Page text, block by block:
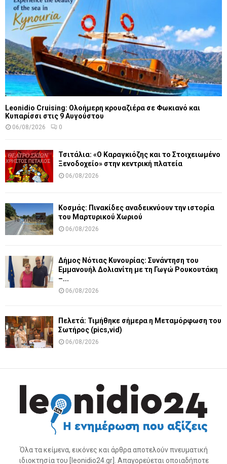
Leonidio Cruising: Ολοήμερη κρουαζιέρα σε Φωκιανό και
Κυπαρίσσι στις 9 Αυγούστου
06/08/2026 0
Τσιτάλια: «Ο Καραγκιόζης και το Στοιχειωμένο
Ξενοδοχείο» στην κεντρική πλατεία
06/08/2026
Κοσμάς: Πινακίδες αναδεικνύουν την ιστορία
του Μαρτυρικού Χωριού
06/08/2026
Δήμος Νότιας Κυνουρίας: Συνάντηση του
Εμμανουήλ Δολιανίτη με τη Γωγώ Ρουκουτάκη
–...
06/08/2026
Πελετά: Τιμήθηκε σήμερα η Μεταμόρφωση του
Σωτήρος (pics,vid)
06/08/2026
Όλα τα κείμενα, εικόνες και άρθρα αποτελούν πνευματική
ιδιοκτησία του [leonidio24.gr]. Απαγορεύεται οποιαδήποτε